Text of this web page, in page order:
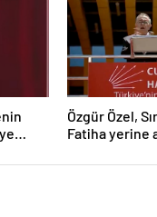
Özgür Özel,
Fatiha yerine